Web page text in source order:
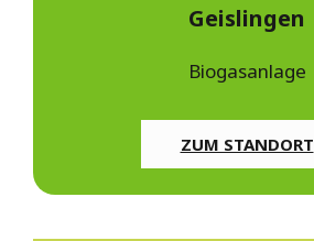
Geislingen
Biogasanlage
ZUM STANDORT